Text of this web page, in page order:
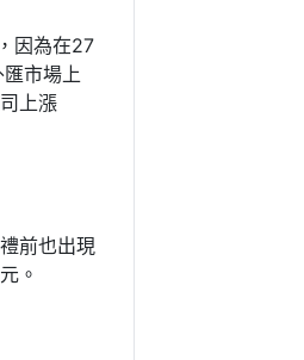
因為在27
市場上
上漲
前也出現
。